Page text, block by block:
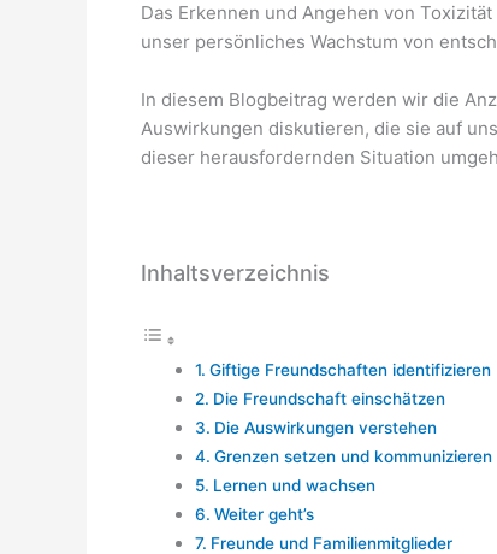
Das Erkennen und Angehen von
unser persönliches Wachstum von
In diesem Blogbeitrag werden wir die
Auswirkungen diskutieren, die sie auf
dieser herausfordernden Situation
Inhaltsverzeichnis
Giftige Freundschaften identifizieren
Die Freundschaft einschätzen
Die Auswirkungen verstehen
Grenzen setzen und kommunizieren
Lernen und wachsen
Weiter geht’s
Freunde und Familienmitglieder